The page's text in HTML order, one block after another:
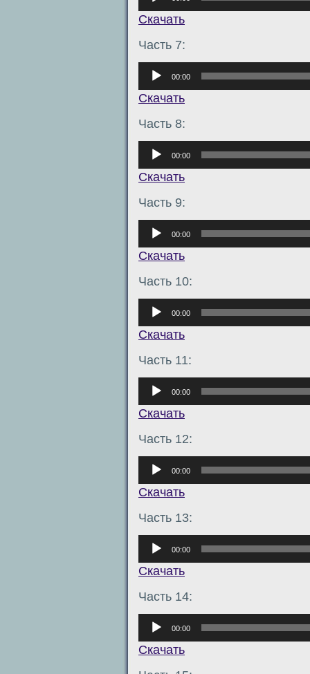
Скачать
Часть 7:
Аудиоплеер
00:00
Скачать
Часть 8:
Аудиоплеер
00:00
Скачать
Часть 9:
Аудиоплеер
00:00
Скачать
Часть 10:
Аудиоплеер
00:00
Скачать
Часть 11:
Аудиоплеер
00:00
Скачать
Часть 12:
Аудиоплеер
00:00
Скачать
Часть 13:
Аудиоплеер
00:00
Скачать
Часть 14:
Аудиоплеер
00:00
Скачать